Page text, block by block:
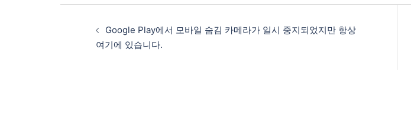
Google Play에서 모바일 숨김 카메라가 일시 중지되었지만 항상
여기에 있습니다.